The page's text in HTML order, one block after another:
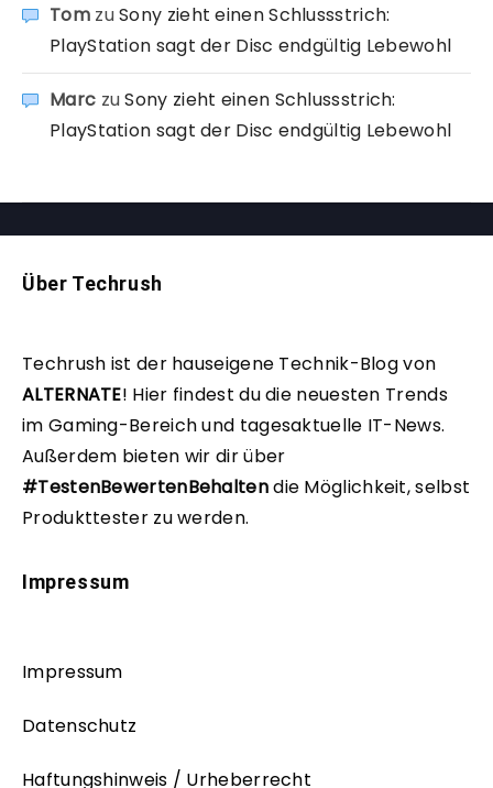
TomzuSony zieht einen Schlussstrich:
PlayStation sagt der Disc endgültig Lebewohl
Marc zuSony zieht einen Schlussstrich:
PlayStation sagt der Disc endgültig Lebewohl
Über Techrush
Techrush ist der hauseigene Technik-Blog von
ALTERNATE! Hier findest du die neuesten Trends
im Gaming-Bereich und tagesaktuelle IT-News.
Außerdem bieten wir dir über
#TestenBewertenBehaltendie Möglichkeit, selbst
Produkttester zu werden.
Impressum
Impressum
Datenschutz
Haftungshinweis / Urheberrecht